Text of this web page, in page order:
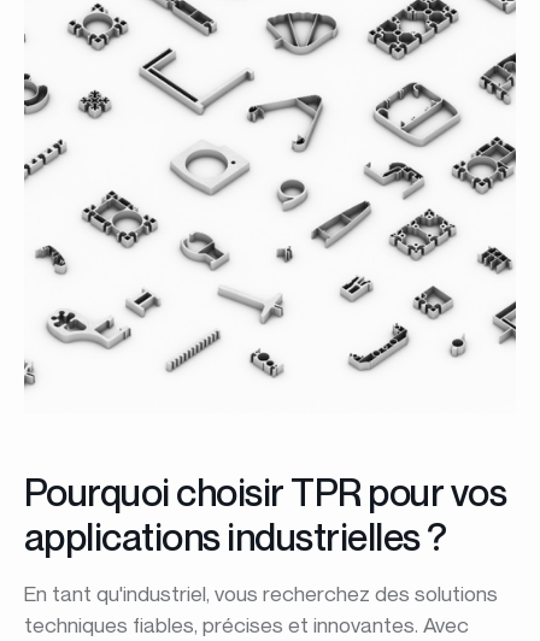
Pourquoi choisir TPR pour vos
applications industrielles ?
En tant qu'industriel, vous recherchez des solutions
techniques fiables, précises et innovantes. Avec